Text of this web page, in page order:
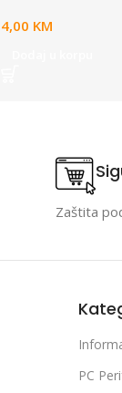
4,00 KM
Zaštita
PC